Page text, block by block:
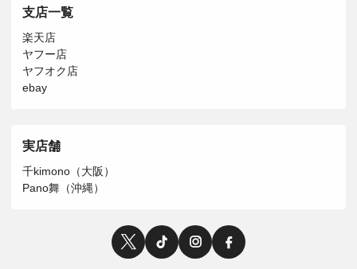
支店一覧
楽天店
ヤフー店
ヤフオク店
ebay
実店舗
千kimono（大阪）
Pano舞（沖縄）